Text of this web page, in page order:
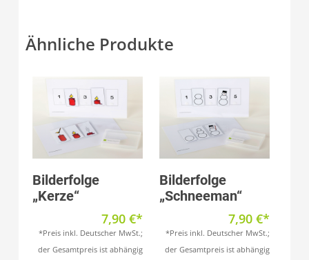
Ähnliche Produkte
Produkt anzeigen
Bilderfolge
„Kerze“
7,90 €
*Preis inkl. Deutscher MwSt.;
der Gesamtpreis ist abhängig
Produkt anzeigen
Bilderfolge
„Schneeman“
7,90 €
*Preis inkl. Deutscher MwSt.;
der Gesamtpreis ist abhängig